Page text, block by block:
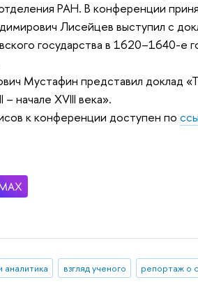
РАН. В конференции
Лисейцев выступил с
государства в 1620–1640-е
Мустафин представил доклад
начале XVIII века».
к конференции доступен по
аналитика взгляд ученого репортаж о